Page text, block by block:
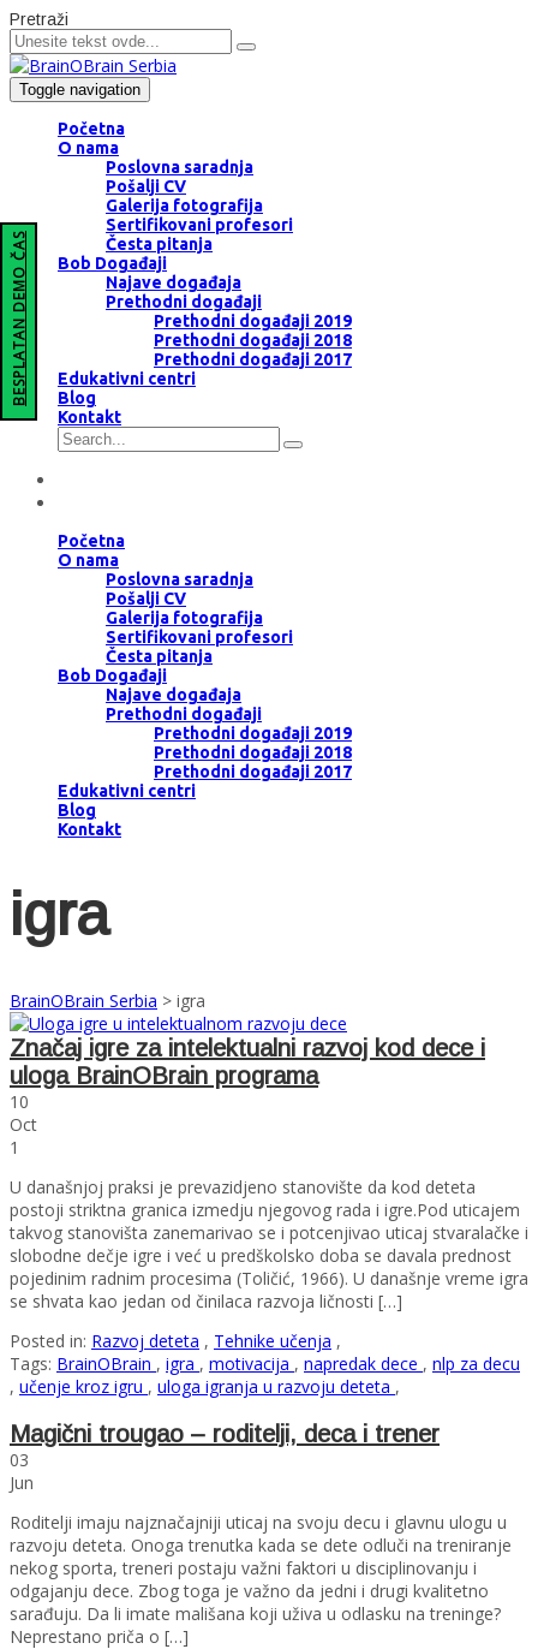
BESPLATAN DEMO ČAS
Pretraži
Toggle navigation
Početna
O nama
Poslovna saradnja
Pošalji CV
Galerija fotografija
Sertifikovani profesori
Česta pitanja
Bob Događaji
Najave događaja
Prethodni događaji
Prethodni događaji 2019
Prethodni događaji 2018
Prethodni događaji 2017
Edukativni centri
Blog
Kontakt
Početna
O nama
Poslovna saradnja
Pošalji CV
Galerija fotografija
Sertifikovani profesori
Česta pitanja
Bob Događaji
Najave događaja
Prethodni događaji
Prethodni događaji 2019
Prethodni događaji 2018
Prethodni događaji 2017
Edukativni centri
Blog
Kontakt
igra
BrainOBrain Serbia > igra
Značaj igre za intelektualni razvoj kod dece i
uloga BrainOBrain programa
10
Oct
1
U današnjoj praksi je prevazidjeno stanovište da kod deteta
postoji striktna granica izmedju njegovog rada i igre.Pod uticajem
takvog stanovišta zanemarivao se i potcenjivao uticaj stvaralačke i
slobodne dečje igre i već u predškolsko doba se davala prednost
pojedinim radnim procesima (Toličić, 1966). U današnje vreme igra
se shvata kao jedan od činilaca razvoja ličnosti […]
Posted in: Razvoj deteta , Tehnike učenja ,
Tags: BrainOBrain , igra , motivacija , napredak dece , nlp za decu
, učenje kroz igru , uloga igranja u razvoju deteta ,
Magični trougao – roditelji, deca i trener
03
Jun
Roditelji imaju najznačajniji uticaj na svoju decu i glavnu ulogu u
razvoju deteta. Onoga trenutka kada se dete odluči na treniranje
nekog sporta, treneri postaju važni faktori u disciplinovanju i
odgajanju dece. Zbog toga je važno da jedni i drugi kvalitetno
sarađuju. Da li imate mališana koji uživa u odlasku na treninge?
Neprestano priča o […]